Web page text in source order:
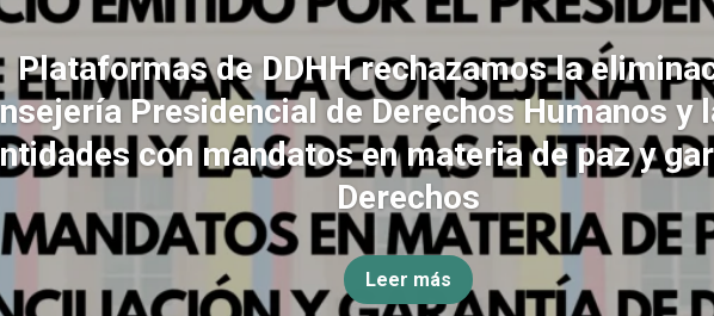
Plataformas de DDHH rechazamos la
Presidencial de Derechos Humanos y
con mandatos en materia de paz y
Derechos
Leer más